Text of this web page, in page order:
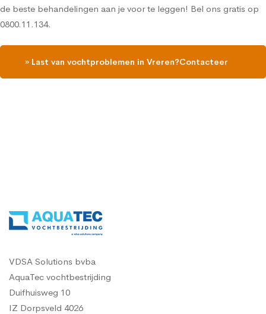
de beste behandelingen aan je voor te leggen! Bel ons gratis op
0800.11.134.
» Last van vochtproblemen in Vreren?Contacteer
VDSA Solutions bvba
AquaTec vochtbestrijding
Duifhuisweg 10
IZ Dorpsveld 4026